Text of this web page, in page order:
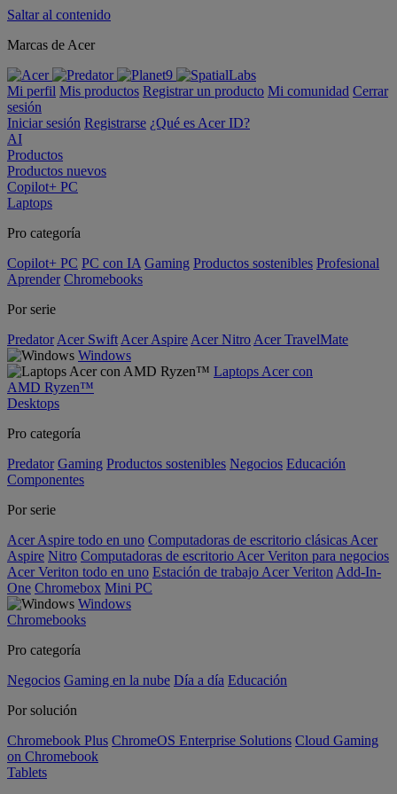
Saltar al contenido
Marcas de Acer
Mi perfil Mis productos Registrar un producto Mi comunidad Cerrar
sesión
Iniciar sesión Registrarse ¿Qué es Acer ID?
AI
Productos
Productos nuevos
Copilot+ PC
Laptops
Pro categoría
Copilot+ PC PC con IA Gaming Productos sostenibles Profesional
Aprender Chromebooks
Por serie
Predator Acer Swift Acer Aspire Acer Nitro Acer TravelMate
Windows
Laptops Acer con
AMD Ryzen™
Desktops
Pro categoría
Predator Gaming Productos sostenibles Negocios Educación
Componentes
Por serie
Acer Aspire todo en uno Computadoras de escritorio clásicas Acer
Aspire Nitro Computadoras de escritorio Acer Veriton para negocios
Acer Veriton todo en uno Estación de trabajo Acer Veriton Add-In-
One Chromebox Mini PC
Windows
Chromebooks
Pro categoría
Negocios Gaming en la nube Día a día Educación
Por solución
Chromebook Plus ChromeOS Enterprise Solutions Cloud Gaming
on Chromebook
Tablets